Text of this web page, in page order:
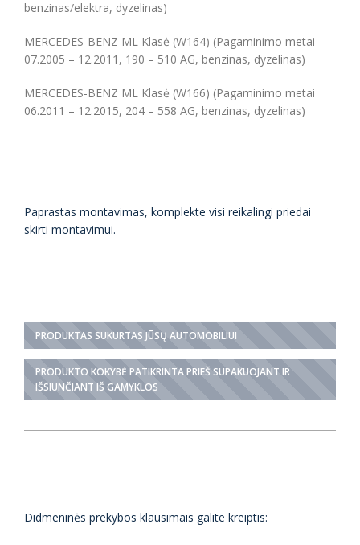
benzinas/elektra, dyzelinas)
MERCEDES-BENZ ML Klasė (W164) (Pagaminimo metai
07.2005 – 12.2011, 190 – 510 AG, benzinas, dyzelinas)
MERCEDES-BENZ ML Klasė (W166) (Pagaminimo metai
06.2011 – 12.2015, 204 – 558 AG, benzinas, dyzelinas)
Paprastas montavimas, komplekte visi reikalingi priedai
skirti montavimui.
PRODUKTAS SUKURTAS JŪSŲ AUTOMOBILIUI
PRODUKTO KOKYBĖ PATIKRINTA PRIEŠ SUPAKUOJANT IR
IŠSIUNČIANT IŠ GAMYKLOS
Didmeninės prekybos klausimais galite kreiptis: